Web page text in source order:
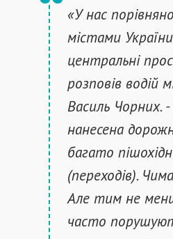
«У нас
містами
центральні
розповів водій
Василь Чорних.
нанесена
багато
(переходів).
Але тим не
часто